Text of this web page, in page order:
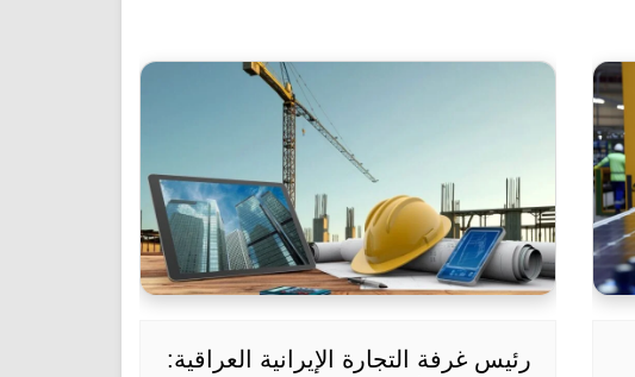
رئيس غرفة التجارة الإيرانية العراقية: